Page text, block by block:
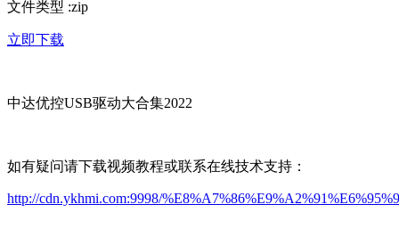
文件类型 :zip
立即下载
中达优控USB驱动大合集2022
如有疑问请下载视频教程或联系在线技术支持：
http://cdn.ykhmi.com:9998/